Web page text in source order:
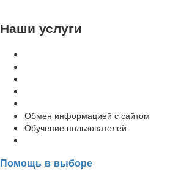
Наши услуги
Обмен информацией с сайтом
Обучение пользователей
Помощь в выборе